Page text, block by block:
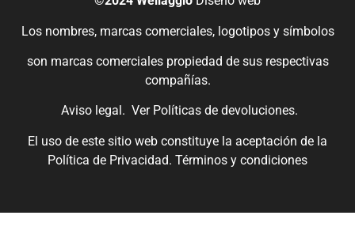
Los nombres, marcas comerciales, logotipos y símbolos
son marcas comerciales propiedad de sus respectivas
compañías.
Aviso legal. Ver Políticas de devoluciones.
El uso de este sitio web constituye la aceptación de la
Política de Privacidad. Términos y condiciones